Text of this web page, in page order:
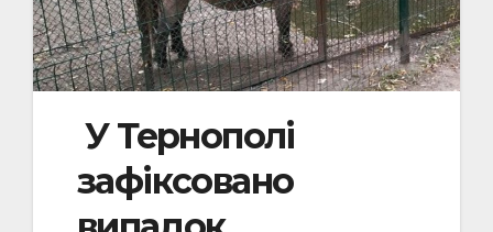
У Тернополі
зафіксовано